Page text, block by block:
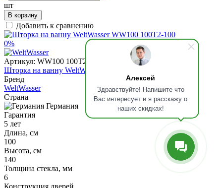
Алексей
Здравствуйте! Напишите что
Вас интересует и я расскажу о
наших скидках!
шт
В корзину
Добавить к сравнению
0%
Артикул: WW100 100T2-100
Шторка на ванну WeltWasser WW100 100T2-100
Бренд
WeltWasser
Страна
Германия
Гарантия
5 лет
Длина, см
100
Высота, см
140
Толщина стекла, мм
6
Конструкция дверей